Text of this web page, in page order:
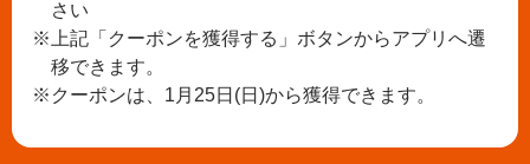
さい
※上記「クーポンを獲得する」ボタンからアプリへ遷
移できます。
※クーポンは、1月25日(日)から獲得できます。